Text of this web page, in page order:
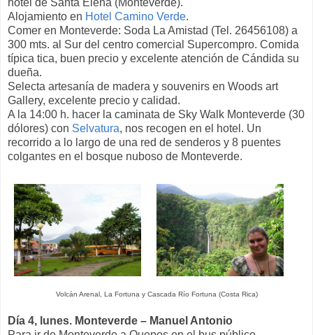
Alojamiento en Hotel Camino Verde.
Comer en Monteverde: Soda La Amistad (Tel. 26456108) a
300 mts. al Sur del centro comercial Supercompro. Comida
típica tica, buen precio y excelente atención de Cándida su
dueña.
Selecta artesanía de madera y souvenirs en Woods art
Gallery, excelente precio y calidad.
A la 14:00 h. hacer la caminata de Sky Walk Monteverde (30
dólores) con Selvatura, nos recogen en el hotel. Un
recorrido a lo largo de una red de senderos y 8 puentes
colgantes en el bosque nuboso de Monteverde.
Volcán Arenal, La Fortuna y Cascada Río Fortuna (Costa Rica)
Día 4, lunes. Monteverde – Manuel Antonio